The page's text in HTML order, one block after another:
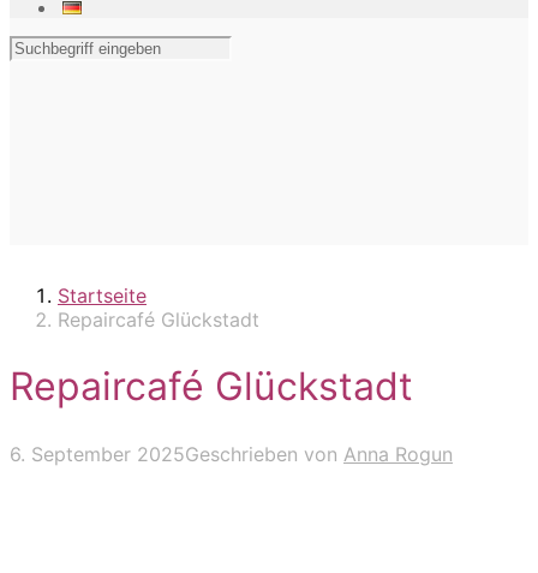
Startseite
Repaircafé Glückstadt
Repaircafé Glückstadt
6. September 2025Geschrieben von Anna Rogun